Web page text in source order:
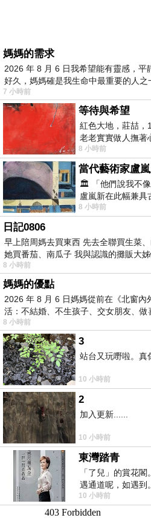
媽媽的需求
2026 年 8 月 6 日我希望能有靈感，平
好久，媽媽確是我生命中最重要的人
7 小時前
等待與希望
紅色大地，莊喆，
老老實實做人撫著
向裂隙的亮處探索
8 小時前
🏛️ 「他們說我不
盧嵐新在此幅兼具
中，以沈靜的藍色
8 小時前
日記0806
早上陪周媽去買東西 先去全聯買生菜
她買番茄、南瓜子 我與認識的攤販大
8 小時前
媽媽的優點
2026 年 8 月 6 日媽媽從前在《北窗內
活：不結婚、不生孩子、交女朋友、
湖⋯⋯，
8 小時前
3
站台又玩嘢啦。真
10 小時前
2
加入更新......
10 小時前
東灣踏青
「了兒」的賞花
遇通道呢，如遇到
細賞。
10 小時前